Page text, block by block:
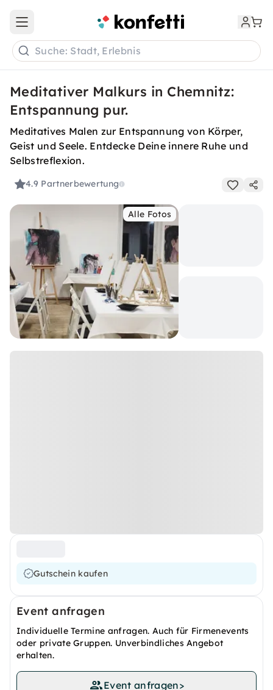
Open main menu
Suche: Stadt, Erlebnis
Meditativer Malkurs in Chemnitz:
Entspannung pur.
Meditatives Malen zur Entspannung von Körper,
Geist und Seele. Entdecke Deine innere Ruhe und
Selbstreflexion.
4.9 Partnerbewertung
Alle Fotos
Gutschein kaufen
Event anfragen
Individuelle Termine anfragen. Auch für Firmenevents
oder private Gruppen. Unverbindliches Angebot
erhalten.
Event anfragen>